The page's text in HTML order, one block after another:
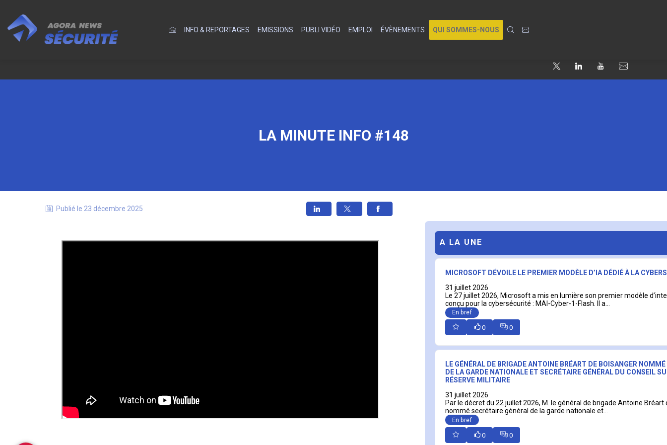
INFO & REPORTAGES EMISSIONS PUBLI VIDÉO EMPLOI ÉVÈNEMENTS QUI SOMMES-NOUS
LA MINUTE INFO #148
Publié le 23 décembre 2025
A LA UNE
MICROSOFT DÉVOILE LE PREMIER MODÈLE D’IA DÉDIÉ À LA
31 juillet 2026
Le 27 juillet 2026, Microsoft a mis en lumière son premier modèle
conçu pour la cybersécurité : MAI-Cyber-1-Flash. Il a...
En bref
0 0
LE GÉNÉRAL DE BRIGADE ANTOINE BRÉART DE BOISANGER
DE LA GARDE NATIONALE ET SECRÉTAIRE GÉNÉRAL DU CONSEIL
RÉSERVE MILITAIRE
31 juillet 2026
Par le décret du 22 juillet 2026, M. le général de brigade Antoine Bréart
nommé secrétaire général de la garde nationale et...
En bref
0 0